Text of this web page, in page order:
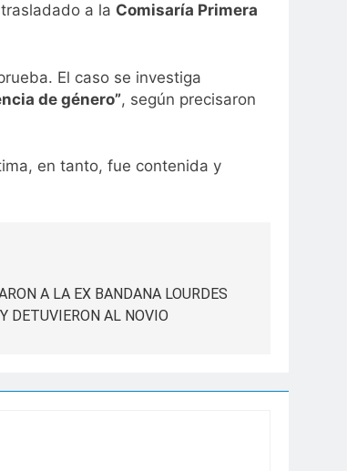
a la Comisaría Primera
El caso se investiga
de género”, según precisaron
en tanto, fue contenida y
A LA EX BANDANA LOURDES
DETUVIERON AL NOVIO